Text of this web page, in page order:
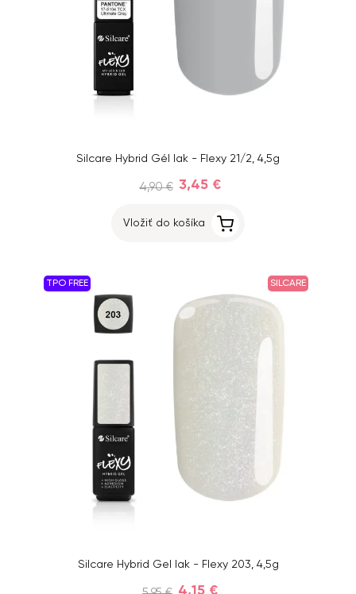
Silcare Hybrid Gél lak - Flexy 21/2, 4,5g
4,90 € 3,45 €
Vložiť do košíka
TPO FREE SILCARE
Silcare Hybrid Gel lak - Flexy 203, 4,5g
4,15 €